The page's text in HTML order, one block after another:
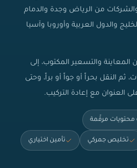
والشركات من الرياض وجدة والدمام
والدول العربية وأوروبا وآسيا
والتسعير المكتوب، إلى
ثم النقل بحراً أو جواً أو براً، وحتى
العنوان مع إعادة التركيب.
محتويات مرقّمة
تخليص جمركي تأمين اختياري